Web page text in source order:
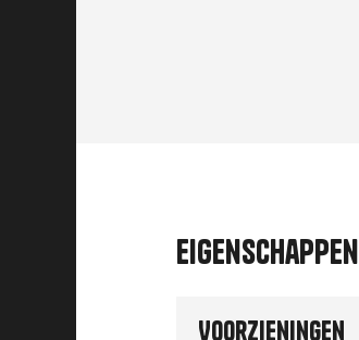
Eigenschappen
Voorzieningen